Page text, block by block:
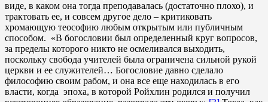
виде, в каком она тогда преподавалась (достаточно плохо), и
трактовать ее, и совсем другое дело – критиковать
хромающую теософию любым открытым или публичным
способом. «В богословии был определенный круг вопросов,
за пределы которого никто не осмеливался выходить,
поскольку свобода учителей была ограничена сильной рукой
церкви и ее служителей… Богословие давно сделало
философию своим рабом, и она все еще находилась в его
власти, когда эпоха, в которой Ройхлин родился и получил